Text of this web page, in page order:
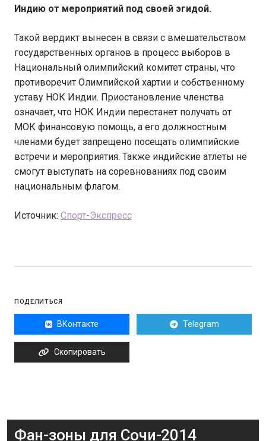
Индию от мероприятий под своей эгидой.
Такой вердикт вынесен в связи с вмешательством
государственных органов в процесс выборов в
Национальный олимпийский комитет страны, что
противоречит Олимпийской хартии и собственному
уставу НОК Индии. Приостановление членства
означает, что НОК Индии перестанет получать от
МОК финансовую помощь, а его должностным
членами будет запрещено посещать олимпийские
встречи и мероприятия. Также индийские атлеты не
смогут выступать на соревнованиях под своим
национальным флагом.
Источник: Спорт-Экспресс
ПОДЕЛИТЬСЯ
ВКонтакте Telegram
Скопировать
Фан-зоны для Сочи-2014